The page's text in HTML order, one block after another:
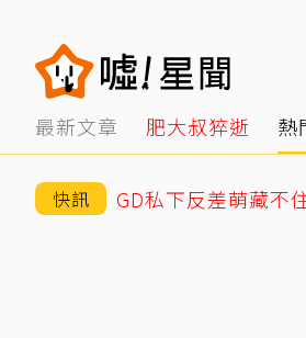
最新文章 肥大叔猝逝 熱
快訊